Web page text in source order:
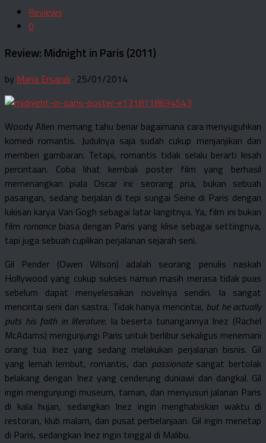
Reviews
0
Review: Midnight in Paris (2011)
by Maria Ersandi · 25/01/2014
Woody Allen memang tahu benar bagaimana cara menyuguhkan
komedi romantis. Judulnya saja sudah cukup menjanjikan dan
memberi gambaran. Tetapi, romantis tidak selalu berarti kisah
percintaan. Coba lihat kembali poster film yang berhasil
memenangkan piala Oscar ini: seorang pria, bukan sebuah
pasangan, sedang berjalan di tepi sungai Seine di Paris dengan
lukisan karya Van Gogh sebagai latar langitnya. Ya, film ini bukan
film romancebiasa dengan Paris yang klise sebagai settingnya,
tapi juga sebuah cuplikan perjalanan sejarah seni.
Gil Pender (Owen Wilson) adalah seorang penulis naskah
Hollywood yang cukup sukses namun masih merasa tidak puas
sebelum dapat menyelesaikan novelnya sendiri. Ia sangat
mencintai seni dan sastra. Tidak hanya mencintai, but he actually
puts his faith in literature. Ia beserta tunangannya Inez (Rachel
McAdams) mengunjungi Paris untuk berlibur sekaligus menemani
orang tua Inez yang sedang melakukan perjalanan bisnis. Gil
yang lemah lembut, romantis, dan passionatesangat bertolak
belakang dengan Inez yang cenderung duniawi dan dangkal. Gil
ingin mengunjungi museum, taman, dan menyusuri jalanan Paris
di kala hujan, sedangkan Inez ingin menghabiskan waktu di
restoran, klub malam, dan pusat perbelanjaan. Gil ingin menetap
di Paris, sedangkan Inez ingin tinggal di Malibu.